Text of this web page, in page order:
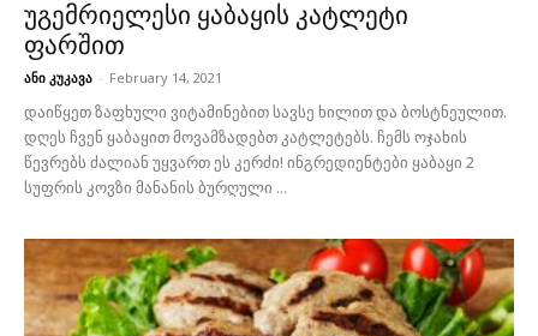
უგემრიელესი ყაბაყის კატლეტი
ფარშით
ანი კუკავა - February 14, 2021
დაიწყეთ ზაფხული ვიტამინებით სავსე ხილით და ბოსტნეულით.
დღეს ჩვენ ყაბაყით მოვამზადებთ კატლეტებს. ჩემს ოჯახის
წევრებს ძალიან უყვართ ეს კერძი! ინგრედიენტები ყაბაყი 2
სუფრის კოვზი მანანის ბურღული ...